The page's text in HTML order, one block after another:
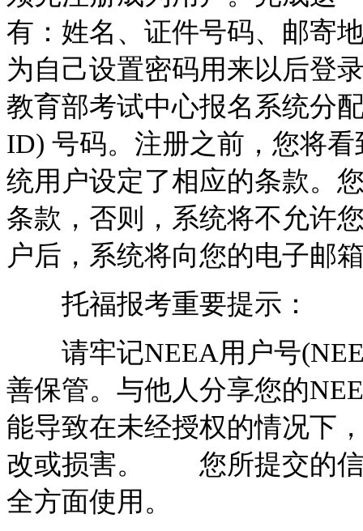
有：姓名、证件号码、邮寄
为自己设置密码用来以后登
教育部考试中心报名系统分
ID) 号码。注册之前，您将
统用户设定了相应的条款。
条款，否则，系统将不允许
户后，系统将向您的电子邮
托福报考重要提示：
请牢记NEEA用户号
善保管。与他人分享您的
能导致在未经授权的情况下
改或损害。 您所提交的信
全方面使用。